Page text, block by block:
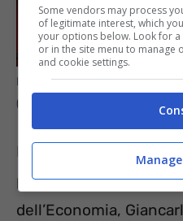
La mossa dell’UE per
(informazioneoggi.it)
L’Italia è
problematica, visto
dell’Economia,
Some vendors may process
of legitimate interest, which
your options below. Look for
or in the site menu to manage
and cookie settings.